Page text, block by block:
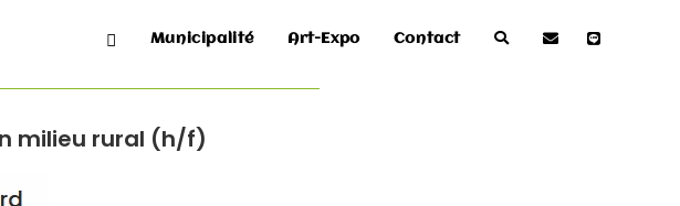
Municipalité Art-Expo Contact
milieu rural (h/f)